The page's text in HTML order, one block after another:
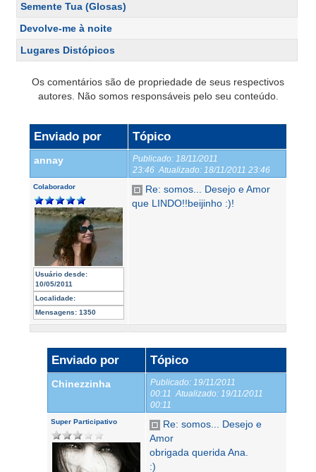
Semente Tua (Glosas)
Devolve-me à noite
Lugares Distópicos
Os comentários são de propriedade de seus respectivos
autores. Não somos responsáveis pelo seu conteúdo.
Enviado por Tópico
annay Publicado: 18/11/2011
23:46 Atualizado: 18/11/2011 23:46
Colaborador
Usuário desde:
10/05/2011
Localidade:
Mensagens: 1350
Re: somos... Desejo e Amor
que LINDO!!beijinho :)!
Enviado por Tópico
Chinezzinha Publicado: 19/11/2011
00:11 Atualizado: 19/11/2011
00:11
Super Participativo
Re: somos... Desejo e
Amor
obrigada querida Ana.
:)